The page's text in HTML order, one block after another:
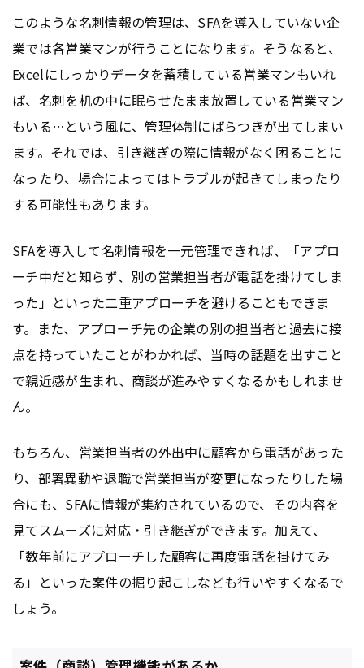
このような名刺情報の管理は、SFAを導入していない企
業では各営業マンが行うことになります。そうなると、
Excelにしっかりデータを蓄積している営業マンもいれ
ば、名刺を机の中に眠らせたまま放置している営業マン
もいる…という風に、管理体制にばらつきが出てしまい
ます。それでは、引き継ぎの際に情報がなく困ることに
なったり、場合によってはトラブルが起きてしまったり
する可能性もあります。
SFAを導入して名刺情報を一元管理できれば、「アプロ
ーチ中だと知らず、別の営業担当者が電話を掛けてしま
った」といった二重アプローチを避けることもできま
す。また、アプローチ先の企業の別の担当者と過去に接
点を持っていたことがわかれば、当時の話題を出すこと
で親近感が生まれ、商談が進みやすくなるかもしれませ
ん。
もちろん、営業担当者の外出中に顧客から電話があった
り、部署異動や退職で営業担当が変更になったりした場
合にも、SFAに情報が集約されているので、その内容を
見てスムーズに対応・引き継ぎができます。加えて、
「数年前にアプローチした顧客に再度電話を掛けてみ
る」といった案件の掘り起こしなども行いやすくなるで
しょう。